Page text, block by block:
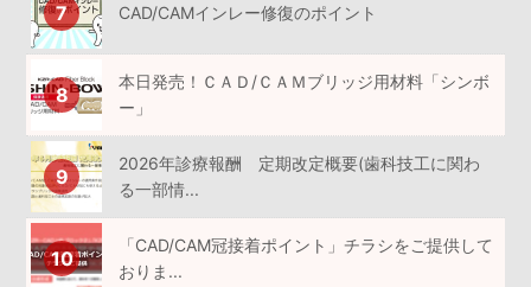
CAD/CAMインレー修復のポイント
本日発売！ＣＡＤ/ＣＡＭブリッジ用材料「シンボ
ー」
2026年診療報酬 定期改定概要(歯科技工に関わ
る一部情...
「CAD/CAM冠接着ポイント」チラシをご提供して
おりま...